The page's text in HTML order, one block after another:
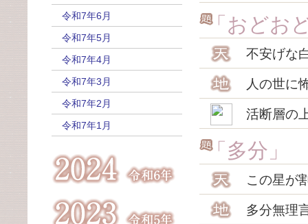
令和7年6月
令和7年5月
令和7年4月
令和7年3月
令和7年2月
令和7年1月
「おどお
不安げな
人の世に
活断層の
「多分」
この星が
多分無理